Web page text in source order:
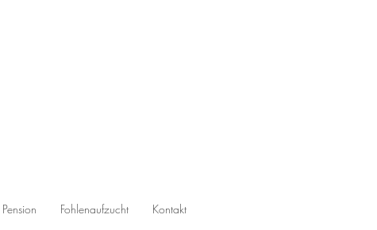
Pension Fohlenaufzucht Kontakt